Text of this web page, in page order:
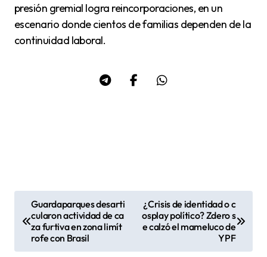
presión gremial logra reincorporaciones, en un
escenario donde cientos de familias dependen de la
continuidad laboral.
v
Guardaparques desarti
cularon actividad de ca
za furtiva en zona limít
rofe con Brasil
¿Crisis de identidad o c
osplay político? Zdero s
e calzó el mameluco de
YPF